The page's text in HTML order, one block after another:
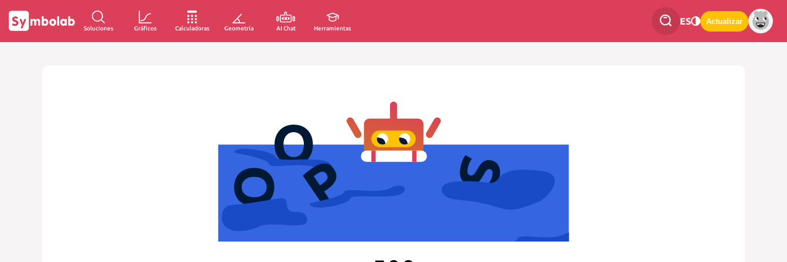
Soluciones Gráficos Calculadoras Geometría AI Chat Herramientas
ES Actualizar